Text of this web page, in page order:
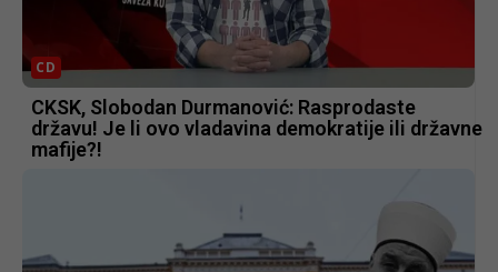
CD
CKSK, Slobodan Durmanović: Rasprodaste
državu! Je li ovo vladavina demokratije ili državne
mafije?!